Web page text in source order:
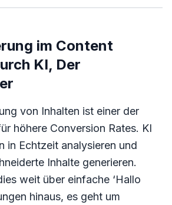
im Content
KI, Der
von Inhalten ist einer der
höhere Conversion Rates. KI
in Echtzeit analysieren und
Inhalte generieren.
weit über einfache ‘Hallo
hinaus, es geht um